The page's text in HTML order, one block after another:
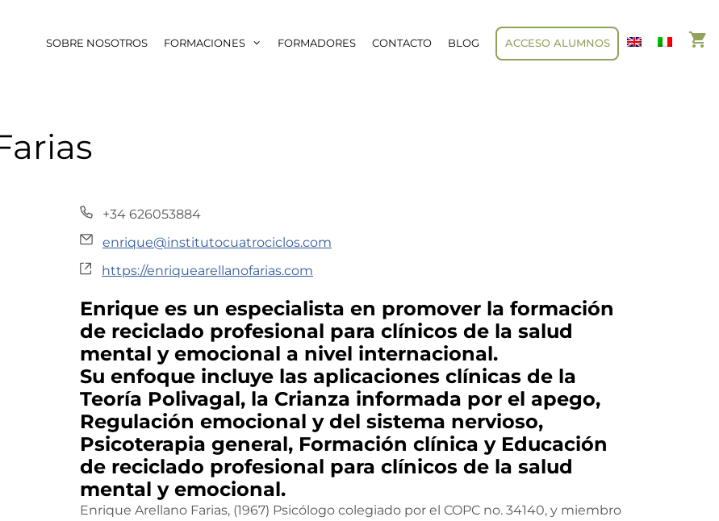
SOBRE NOSOTROS FORMACIONES FORMADORES CONTACTO BLOG ACCESO ALUMNOS
T
l
é
o
n
o
+34 626053884
E
a
l
enrique@institutocuatrociclos.com
W
b
s
t
e
https://enriquearellanofarias.com
Enrique es un especialista en promover la formación
de reciclado profesional para clínicos de la salud
mental y emocional a nivel internacional.
Su enfoque incluye las aplicaciones clínicas de la
Teoría Polivagal, la Crianza informada por el apego,
Regulación emocional y del sistema nervioso,
Psicoterapia general, Formación clínica y Educación
de reciclado profesional para clínicos de la salud
mental y emocional.
Enrique Arellano Farias, (1967) Psicólogo colegiado por el COPC no. 34140, y miembro